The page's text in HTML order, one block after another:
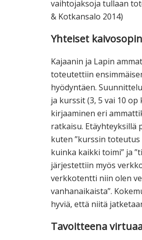
vaihtojaksoja tullaan
& Kotkansalo 2014)
Yhteiset
Kajaanin ja Lapin
toteutettiin
hyödyntäen.
ja kurssit (3, 5 vai 10
kirjaaminen eri
ratkaisu. Etäyhteyksillä
kuten ”kurssin
kuinka kaikki toimi” ja
järjestettiin myös
verkkotentti niin olen
vanhanaikaista”.
hyviä, että niitä
Tavoitteena